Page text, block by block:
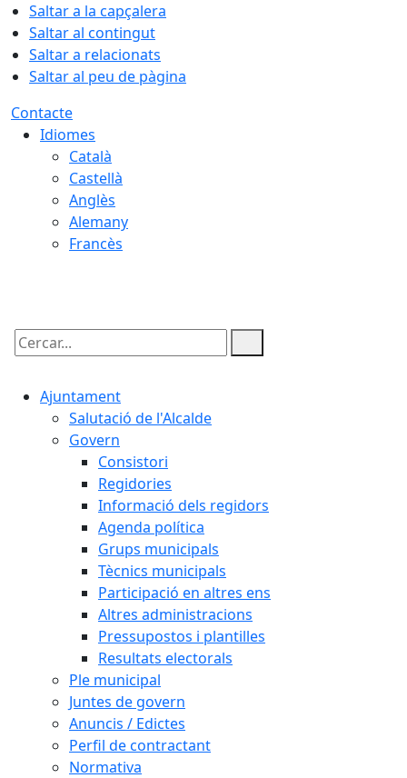
Saltar a la capçalera
Saltar al contingut
Saltar a relacionats
Saltar al peu de pàgina
Contacte
Idiomes
Català
Castellà
Anglès
Alemany
Francès
Cercar:
Ajuntament
Salutació de l'Alcalde
Govern
Consistori
Regidories
Informació dels regidors
Agenda política
Grups municipals
Tècnics municipals
Participació en altres ens
Altres administracions
Pressupostos i plantilles
Resultats electorals
Ple municipal
Juntes de govern
Anuncis / Edictes
Perfil de contractant
Normativa